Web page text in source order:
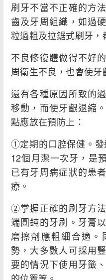
刷牙不當不正確的方
齒及牙周組織，如過
粒過粗及拉鋸式刷牙，
不良修復體做得不好
周衛生不良，也會使牙
還有各種原因所致的
移動，而使牙齦退縮
點應放在預防上：
①定期的口腔保健。
12個月潔一次牙，是
已有牙周病症狀的患
療。
②掌握正確的刷牙方
端圓鈍的牙刷。牙膏
磨擦劑應粗細合適
勢，大多數人可採用
要的情況下使用牙籤